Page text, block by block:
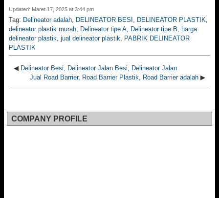
Updated: Maret 17, 2025 at 3:44 pm
Tag: Delineator adalah, DELINEATOR BESI , DELINEATOR PLASTIK,
delineator plastik murah, Delineator tipe A, Delineator tipe B, harga
delineator plastik, jual delineator plastik, PABRIK DELINEATOR
PLASTIK
◀ Delineator Besi, Delineator Jalan Besi, Delineator Jalan
Jual Road Barrier, Road Barrier Plastik, Road Barrier adalah ▶
COMPANY PROFILE